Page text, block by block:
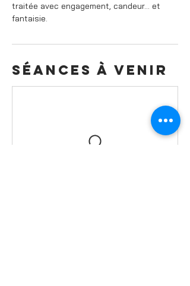
traitée avec engagement, candeur... et
fantaisie.
Séances à venir